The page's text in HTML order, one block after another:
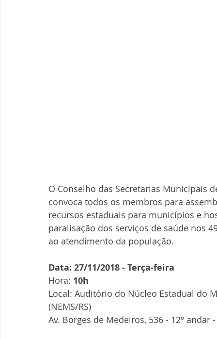
O Conselho das Secretarias Municipais
convoca todos os membros para
recursos estaduais para municípios e
paralisação dos serviços de saúde nos
ao atendimento da população.
Data: 27/11/2018 - Terça-feira
Hora: 10h
Local: Auditório do Núcleo Estadual do
(NEMS/RS)
Av. Borges de Medeiros, 536 - 12º